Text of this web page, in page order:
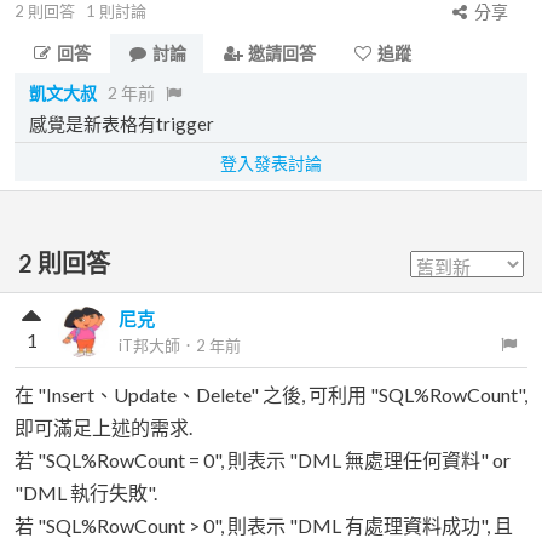
2 則回答 1 則討論
分享
回答
討論 邀請回答
追蹤
凱文大叔 2 年前
感覺是新表格有trigger
登入發表討論
2 則回答
尼克
iT邦大師 ． 2 年前
1
在 "Insert、Update、Delete" 之後, 可利用 "SQL%RowCount",
即可滿足上述的需求.
若 "SQL%RowCount = 0", 則表示 "DML 無處理任何資料" or
"DML 執行失敗".
若 "SQL%RowCount > 0", 則表示 "DML 有處理資料成功", 且